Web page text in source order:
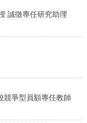
誠徵專任研究助理
競爭型員額專任教師